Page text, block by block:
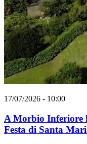
17/07/2026 - 10:00
A Morbio Inferiore
Festa di Santa